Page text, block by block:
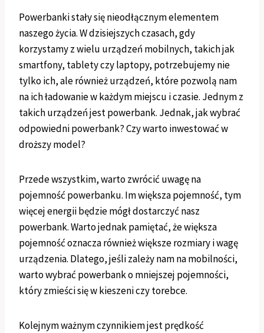
Powerbanki stały się nieodłącznym elementem
naszego życia. W dzisiejszych czasach, gdy
korzystamy z wielu urządzeń mobilnych, takich jak
smartfony, tablety czy laptopy, potrzebujemy nie
tylko ich, ale również urządzeń, które pozwolą nam
na ich ładowanie w każdym miejscu i czasie. Jednym z
takich urządzeń jest powerbank. Jednak, jak wybrać
odpowiedni powerbank? Czy warto inwestować w
droższy model?
Przede wszystkim, warto zwrócić uwagę na
pojemność powerbanku. Im większa pojemność, tym
więcej energii będzie mógł dostarczyć nasz
powerbank. Warto jednak pamiętać, że większa
pojemność oznacza również większe rozmiary i wagę
urządzenia. Dlatego, jeśli zależy nam na mobilności,
warto wybrać powerbank o mniejszej pojemności,
który zmieści się w kieszeni czy torebce.
Kolejnym ważnym czynnikiem jest prędkość